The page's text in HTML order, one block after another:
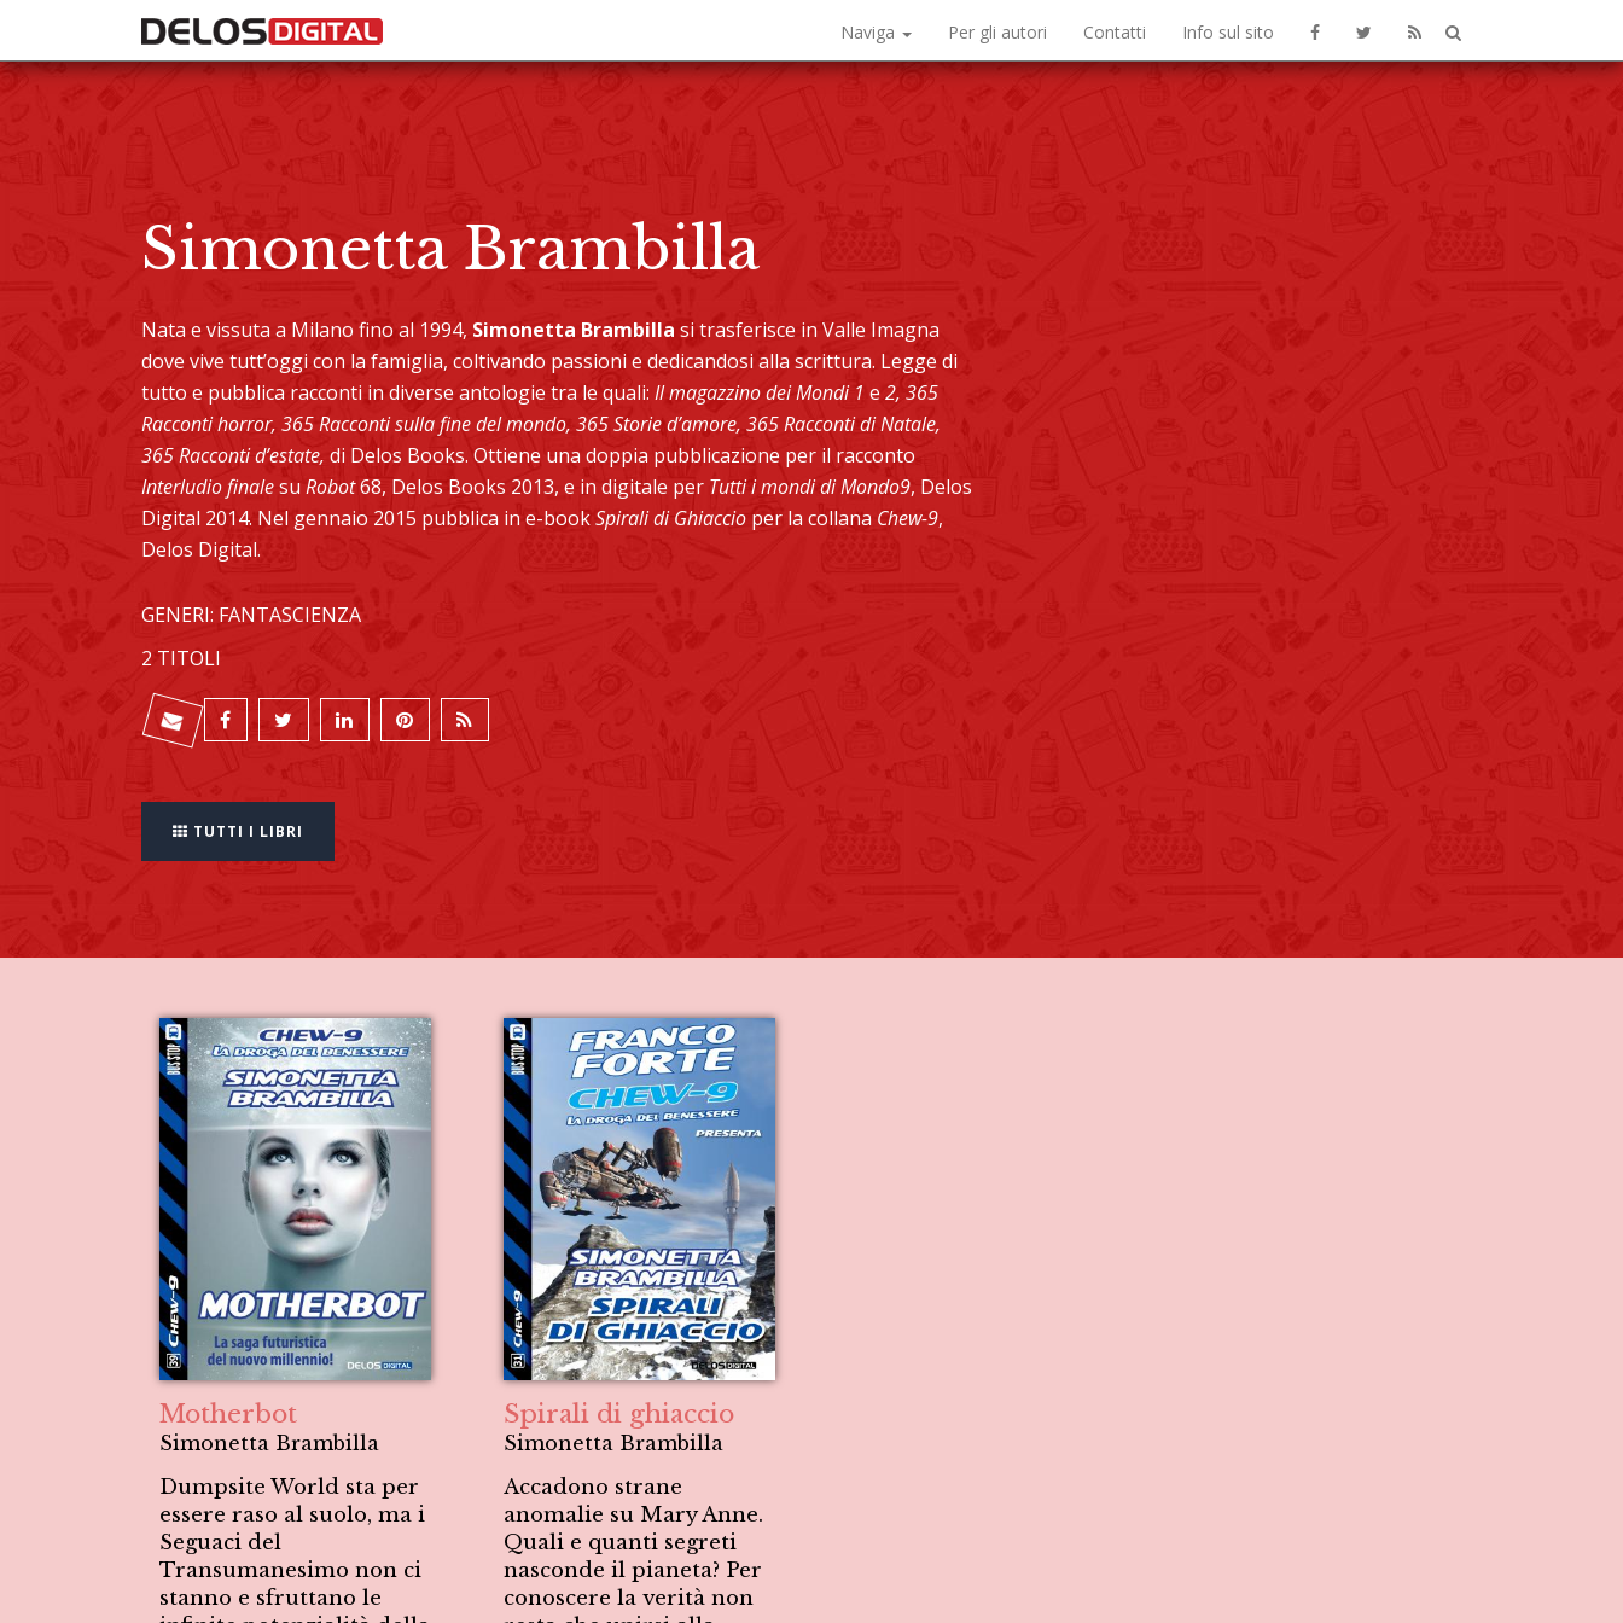
Naviga Per gli autori Contatti Info sul sito
Simonetta Brambilla
Nata e vissuta a Milano fino al 1994, Simonetta Brambilla si trasferisce in Valle Imagna
dove vive tutt’oggi con la famiglia, coltivando passioni e dedicandosi alla scrittura. Legge di
tutto e pubblica racconti in diverse antologie tra le quali: Il magazzino dei Mondi 1 e 2, 365
Racconti horror, 365 Racconti sulla fine del mondo, 365 Storie d’amore, 365 Racconti di Natale,
365 Racconti d’estate, di Delos Books. Ottiene una doppia pubblicazione per il racconto
Interludio finalesuRobot68, Delos Books 2013, e in digitale per Tutti i mondi di Mondo9, Delos
Digital 2014. Nel gennaio 2015 pubblica in e-bookSpirali di Ghiaccio per la collana Chew-9,
Delos Digital.
GENERI: FANTASCIENZA
2 TITOLI
TUTTI I LIBRI
Motherbot
Simonetta Brambilla
Dumpsite World sta per
essere raso al suolo, ma i
Seguaci del
Transumanesimo non ci
stanno e sfruttano le
Spirali di ghiaccio
Simonetta Brambilla
Accadono strane
anomalie su Mary Anne.
Quali e quanti segreti
nasconde il pianeta? Per
conoscere la verità non